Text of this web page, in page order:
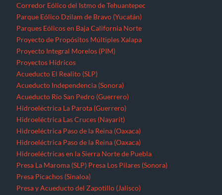
Corredor Eólico del Istmo de Tehuantepec
Parque Eólico Dzilam de Bravo (Yucatán)
Parques Eólicos en Baja California Norte
Proyecto de Propósitos Múltiples Xalapa
Proyecto Integral Morelos (PIM)
Proyectos Hídricos
Acueducto El Realito (SLP)
Acueducto Independencia (Sonora)
Acueducto Río San Pedro (Guerrero)
Hidroeléctrica La Parota (Guerrero)
Hidroeléctrica Las Cruces (Nayarit)
Hidroeléctrica Paso de la Reina (Oaxaca)
Hidroeléctrica Paso de la Reina (Oaxaca)
Hidroeléctricas en la Sierra Norte de Puebla
Presa La Maroma (SLP) Presa Los Pilares (Sonora)
Presa Picachos (Sinaloa)
Presa y Acueducto del Zapotillo (Jalisco)